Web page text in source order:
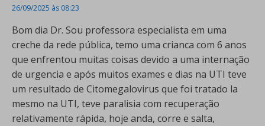
26/09/2025 às 08:23
Bom dia Dr. Sou professora especialista em uma
creche da rede pública, temo uma crianca com 6 anos
que enfrentou muitas coisas devido a uma internação
de urgencia e após muitos exames e dias na UTI teve
um resultado de Citomegalovirus que foi tratado la
mesmo na UTI, teve paralisia com recuperação
relativamente rápida, hoje anda, corre e salta,